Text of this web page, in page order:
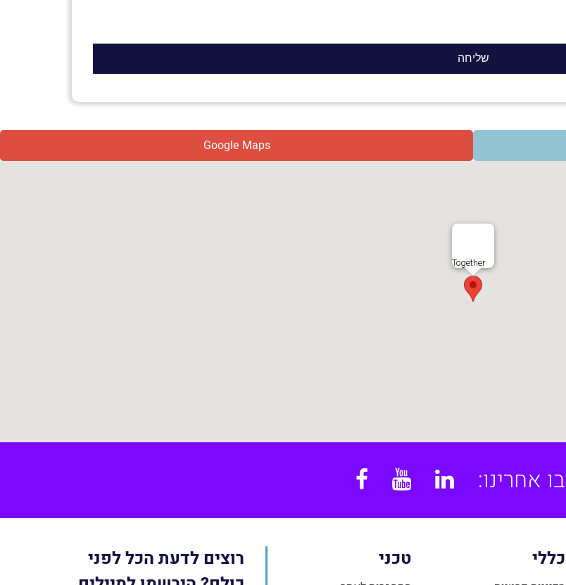
Google Maps
Together
אחרינו: Linkedin
YouTube
כללי טכני
רוצים לדעת הכל לפני